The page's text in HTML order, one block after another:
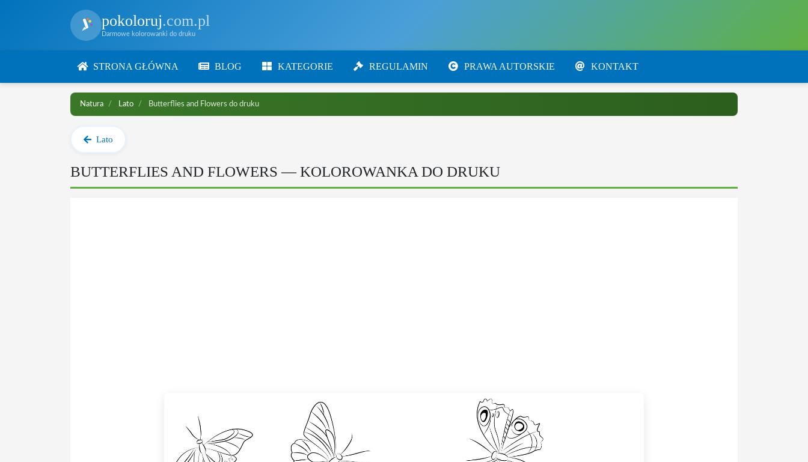
pokoloruj.com.pl
Darmowe kolorowanki do druku
STRONA GŁÓWNA BLOG KATEGORIE REGULAMIN PRAWA AUTORSKIE KONTAKT
Natura Lato Butterflies and Flowers do druku
Lato
BUTTERFLIES AND FLOWERS — KOLOROWANKA DO DRUKU